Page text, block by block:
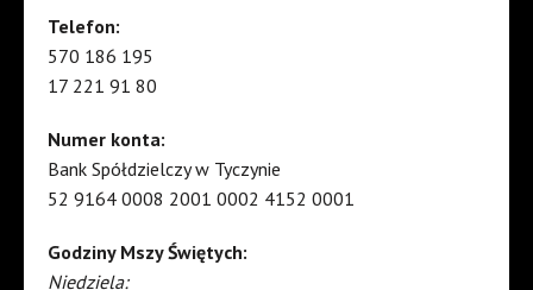
Telefon:
570 186 195
17 221 91 80
Numer konta:
Bank Spółdzielczy w Tyczynie
52 9164 0008 2001 0002 4152 0001
Godziny Mszy Świętych:
Niedziela: